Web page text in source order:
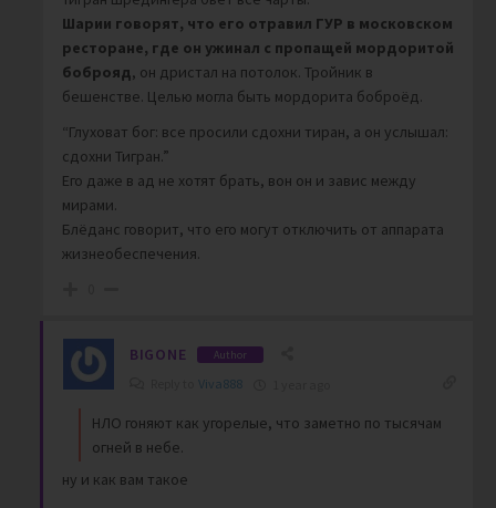
Шарии говорят, что его отравил ГУР в московском
ресторане, где он ужинал с пропащей мордоритой
боброяд, он дристал на потолок. Тройник в
бешенстве. Целью могла быть мордорита боброёд.
“Глуховат бог: все просили сдохни тиран, а он услышал:
сдохни Тигран.”
Его даже в ад не хотят брать, вон он и завис между
мирами.
Блёданс говорит, что его могут отключить от аппарата
жизнеобеспечения.
BIGONE Author
Viva888
НЛО гоняют как угорелые, что заметно по тысячам
огней в небе.
ну и как вам такое